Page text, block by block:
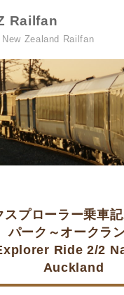
Railfan
Zealand Railfan
スプローラー乗車
パーク～オークラ
Ride 2/2
Auckland